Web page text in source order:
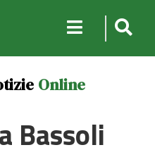
Online
Bassoli